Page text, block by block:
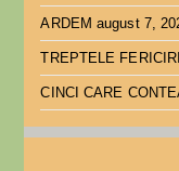
ARDEM august 7,
TREPTELE
CINCI CARE